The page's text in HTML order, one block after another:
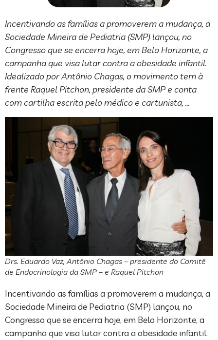
Incentivando as famílias a promoverem a mudança, a
Sociedade Mineira de Pediatria (SMP) lançou, no
Congresso que se encerra hoje, em Belo Horizonte, a
campanha que visa lutar contra a obesidade infantil.
Idealizado por Antônio Chagas, o movimento tem à
frente Raquel Pitchon, presidente da SMP e conta
com cartilha escrita pelo médico e cartunista, …
Drs. Eduardo Vaz, Antônio Chagas – presidente do Comitê
de Endocrinologia da SMP – e Raquel Pitchon
Incentivando as famílias a promoverem a mudança, a
Sociedade Mineira de Pediatria (SMP) lançou, no
Congresso que se encerra hoje, em Belo Horizonte, a
campanha que visa lutar contra a obesidade infantil.